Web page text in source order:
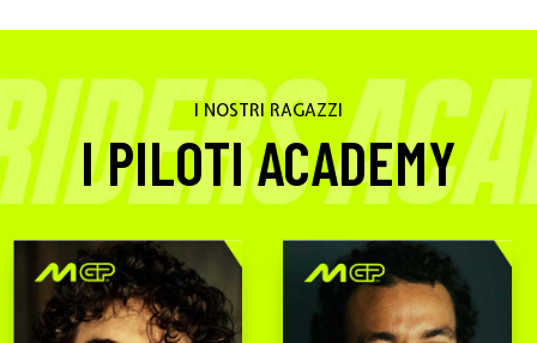
I NOSTRI RAGAZZI
I PILOTI ACADEMY